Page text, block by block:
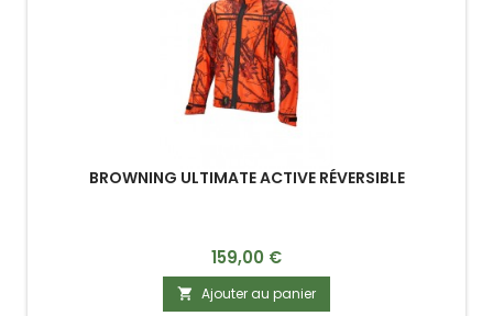
BROWNING ULTIMATE ACTIVE RÉVERSIBLE
Prix
159,00 €
 Ajouter au panier